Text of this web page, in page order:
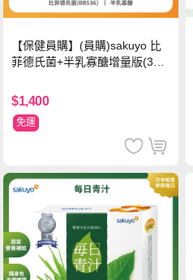
【保健員購】(員購)sakuyo 比
菲德氏菌+半乳寡醣增量版(30
$1,400
免運